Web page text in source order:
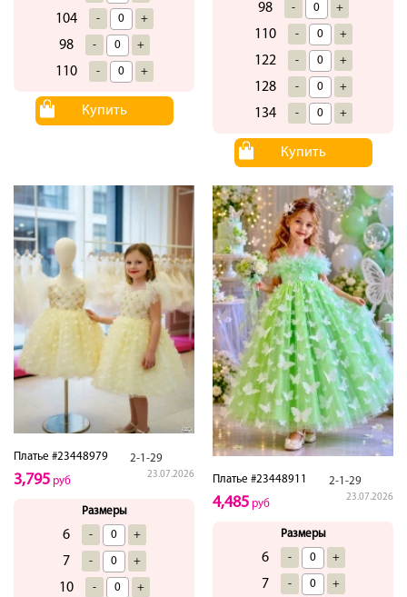
104
- +
98 - +
110 - +
Купить
98 - +
110 - +
122 - +
128 - +
134 - +
Купить
Платье #23448979 2-1-29
23.07.2026
3,795 руб
Размеры
6 - +
7 - +
10 - +
Платье #23448911 2-1-29
23.07.2026
4,485 руб
Размеры
6 - +
7 - +